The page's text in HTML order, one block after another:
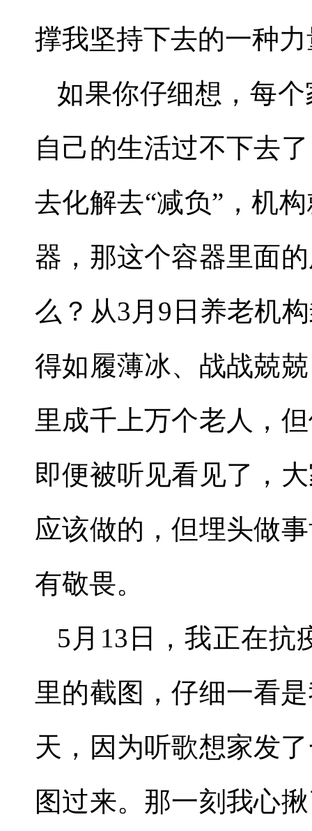
撑我坚持下去的一种
如果你仔细想，每
自己的生活过不下去
去化解去“减负” ，机
器，那这个容器里面
么？从3 月 9 日养老机
得如履薄冰、战战兢
里成千上万个老人，
即便被听见看见了，
应该做的，但埋头做
有敬畏。
5 月 13 日，我正在抗
里的截图，仔细一看
天，因为听歌想家发
图过来。那一刻我心